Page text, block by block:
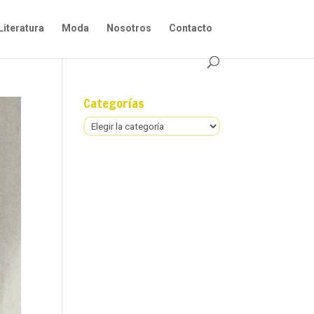
Moda Nosotros Contacto
Categorías
Categorías